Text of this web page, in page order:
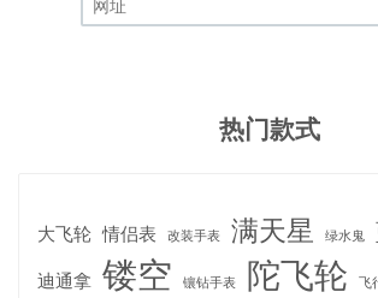
热门款式
大飞轮 情侣表 改装手表 满天星 绿水鬼
迪通拿 镂空 镶钻手表 陀飞轮 飞